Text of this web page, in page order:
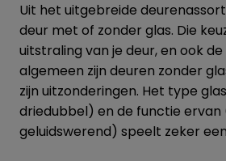
Uit het uitgebreide
deur met of zonder glas. Die
uitstraling van je deur, en ook
algemeen zijn deuren zonder
zijn uitzonderingen. Het type
driedubbel) en de functie
geluidswerend) speelt zeker